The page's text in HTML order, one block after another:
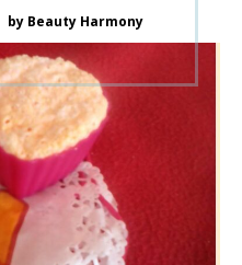
by Beauty Harmony